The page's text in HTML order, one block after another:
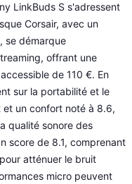
LinkBuds S s'adressent
Corsair, avec un
se démarque
offrant une
de 110 €. En
sur la portabilité et le
un confort noté à 8.6,
qualité sonore des
score de 8.1, comprenant
atténuer le bruit
micro peuvent